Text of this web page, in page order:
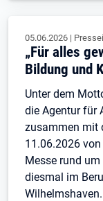
05.06.2026 |
„Für alles
Bildung und
Unter dem
die Agentur für
zusammen mit
11.06.2026
Messe rund
diesmal im